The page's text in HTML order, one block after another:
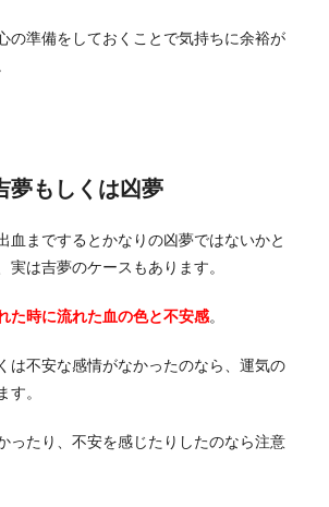
の準備をしておくことで気持ちに余裕が
夢もしくは凶夢
血までするとかなりの凶夢ではないかと
実は吉夢のケースもあります。
た時に流れた血の色と不安感。
は不安な感情がなかったのなら、運気の
す。
ったり、不安を感じたりしたのなら注意